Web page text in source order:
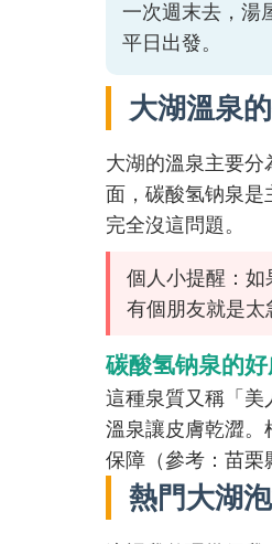
一次週末去，湯
平日出發。
大湖溫泉
大湖的溫泉主要
面，碳酸氢钠泉
完全沒這問題。
個人小提醒：
有個朋友就是太
碳酸氢钠泉的
這種泉質又稱「美
溫泉讓皮膚乾澀。
保障（參考： 苗栗
熱門大湖